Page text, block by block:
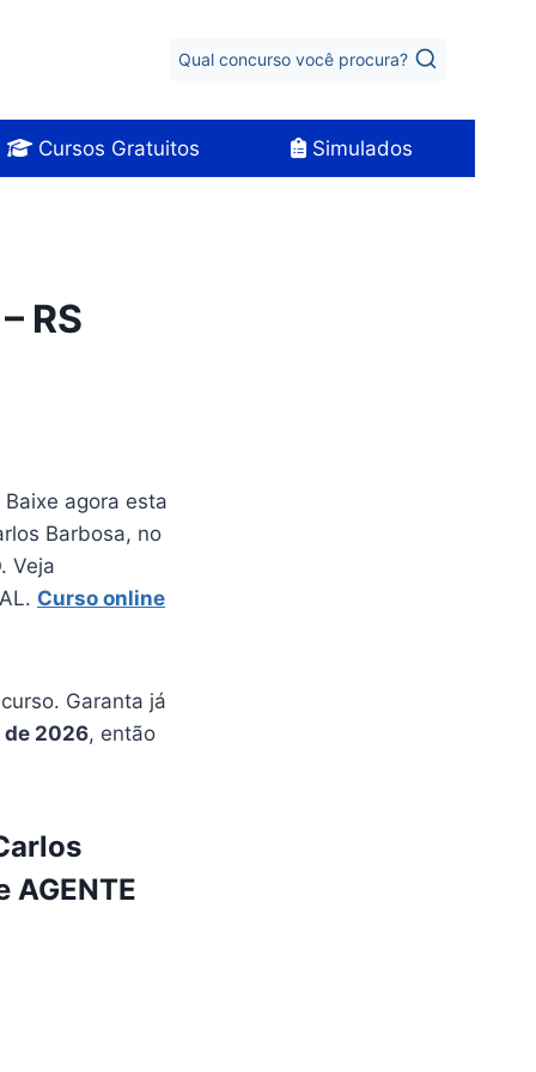
Qual concurso você procura?
Cursos Gratuitos Simulados
RS
Baixe agora esta
Barbosa, no
Veja
Curso online
Garanta já
de 2026, então
AGENTE